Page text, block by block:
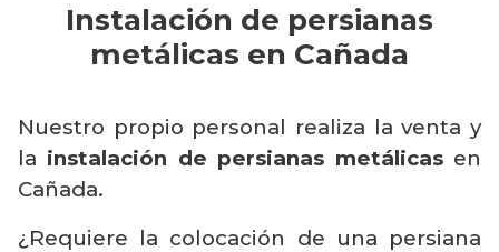
Instalación de persianas
metálicas en Cañada
Nuestro propio personal realiza la venta y
la instalación de persianas metálicasen
Cañada.
¿Requiere la colocación de una persiana